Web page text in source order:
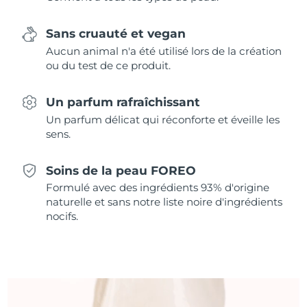
Sans cruauté et vegan
Aucun animal n'a été utilisé lors de la création
ou du test de ce produit.
Un parfum rafraîchissant
Un parfum délicat qui réconforte et éveille les
sens.
Soins de la peau FOREO
Formulé avec des ingrédients 93% d'origine
naturelle et sans notre liste noire d'ingrédients
nocifs.
Slovaquie
Afrique du Sud Livraison estimée
Corée du Sud
Espagne Livraison estimée
Suède Livraison estimée8/9/26